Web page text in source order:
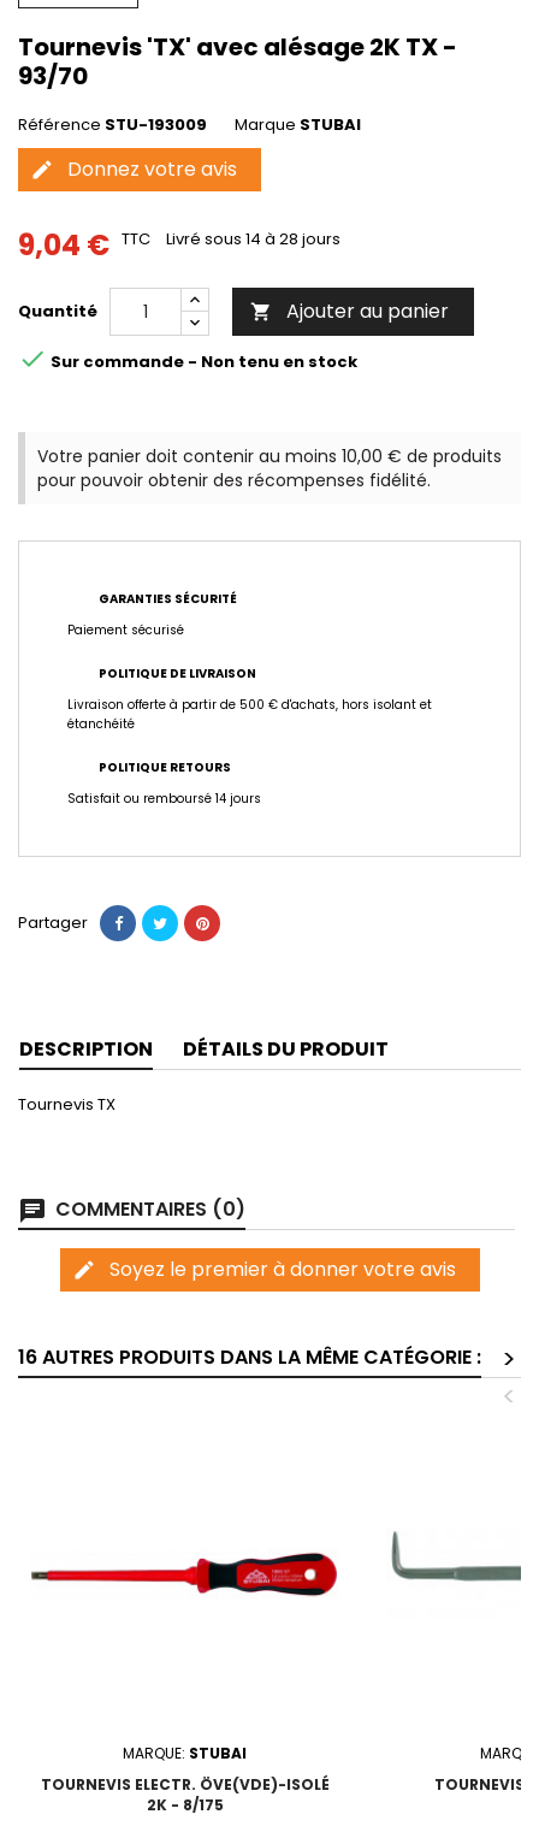
Tournevis 'TX' avec alésage 2K TX -
93/70
Référence STU-193009 Marque STUBAI
edit Donnez votre avis
9,04 € TTC Livré sous 14 à 28 jours
Quantité  Ajouter au panier
 Sur commande - Non tenu en stock
Votre panier doit contenir au moins 10,00 € de produits
pour pouvoir obtenir des récompenses fidélité.
GARANTIES SÉCURITÉ
Paiement sécurisé
POLITIQUE DE LIVRAISON
Livraison offerte à partir de 500 € d'achats, hors isolant et
étanchéité
POLITIQUE RETOURS
Satisfait ou remboursé 14 jours
Partager
DESCRIPTION DÉTAILS DU PRODUIT
Tournevis TX
chat COMMENTAIRES (0)
edit Soyez le premier à donner votre avis
16 AUTRES PRODUITS DANS LA MÊME CATÉGORIE :
>
<
MARQUE: STUBAI
TOURNEVIS ELECTR. ÖVE(VDE)-ISOLÉ
2K - 8/175
TOURNEVIS